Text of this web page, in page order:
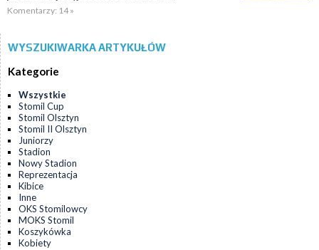
Komentarzy: 14 »
WYSZUKIWARKA ARTYKUŁÓW
Kategorie
Wszystkie
Stomil Cup
Stomil Olsztyn
Stomil II Olsztyn
Juniorzy
Stadion
Nowy Stadion
Reprezentacja
Kibice
Inne
OKS Stomilowcy
MOKS Stomil
Koszykówka
Kobiety